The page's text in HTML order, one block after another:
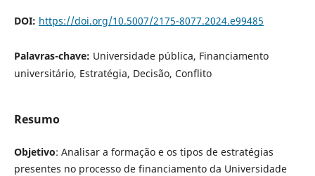
DOI: https://doi.org/10.5007/2175-8077.2024.e99485
Palavras-chave: Universidade pública, Financiamento
universitário, Estratégia, Decisão, Conflito
Resumo
Objetivo: Analisar a formação e os tipos de estratégias
presentes no processo de financiamento da Universidade